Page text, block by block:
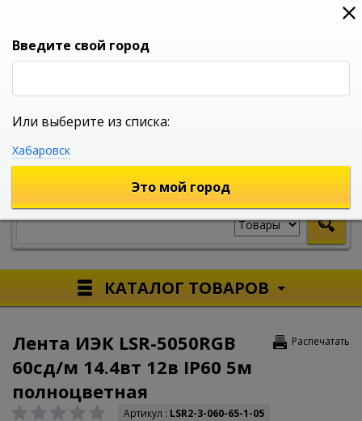
0
УНИВЕРСАЛЬНЫЙ ИНТЕРНЕТ МАГАЗИН
КАТАЛОГ ТОВАРОВ
Распечатать
Лента ИЭК LSR-5050RGB
60сд/м 14.4вт 12в IP60 5м
полноцветная
Артикул : LSR2-3-060-65-1-05
Введите свой город
Или выберите из списка:
Хабаровск
Это мой город